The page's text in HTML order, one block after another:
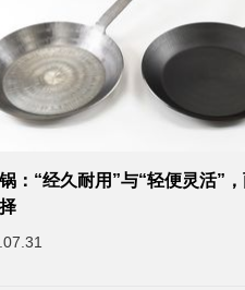
：“经久耐用”与“轻便灵活”